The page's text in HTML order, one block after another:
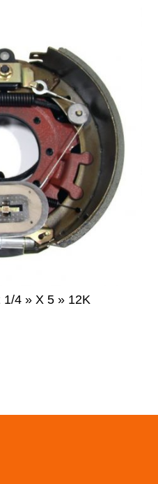
1/4 » X 5 » 12K